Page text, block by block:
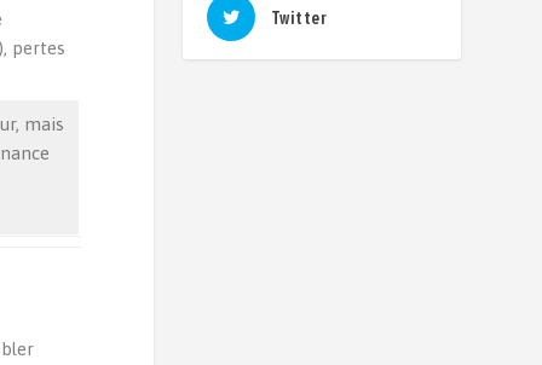
pertes
mais
Twitter